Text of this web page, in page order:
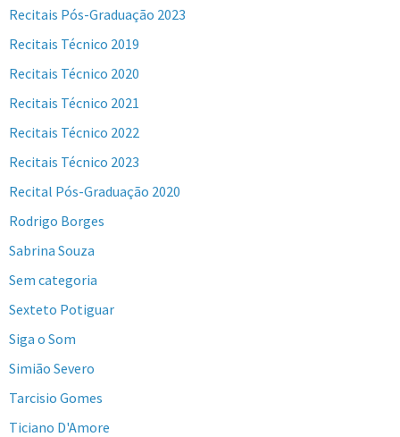
Recitais Pós-Graduação 2023
Recitais Técnico 2019
Recitais Técnico 2020
Recitais Técnico 2021
Recitais Técnico 2022
Recitais Técnico 2023
Recital Pós-Graduação 2020
Rodrigo Borges
Sabrina Souza
Sem categoria
Sexteto Potiguar
Siga o Som
Simião Severo
Tarcisio Gomes
Ticiano D'Amore